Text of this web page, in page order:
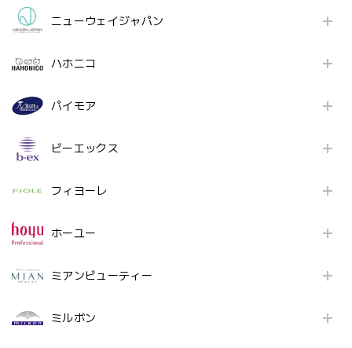
ニューウェイジャパン
ハホニコ
パイモア
ビーエックス
フィヨーレ
ホーユー
ミアンビューティー
ミルボン